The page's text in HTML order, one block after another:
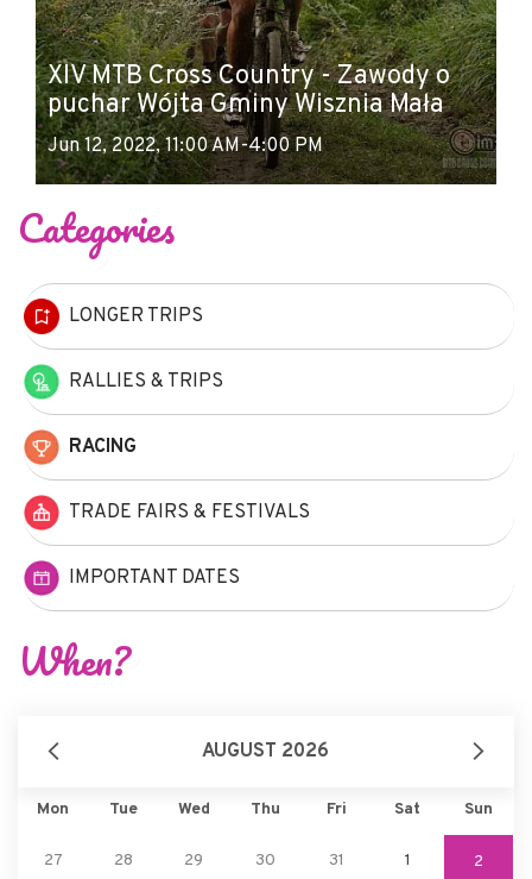
XIV MTB Cross Country - Zawody o
puchar Wójta Gminy Wisznia Mała
Jun 12, 2022, 11:00 AM-4:00 PM
Categories
LONGER TRIPS
RALLIES & TRIPS
RACING
TRADE FAIRS & FESTIVALS
IMPORTANT DATES
When?
AUGUST 2026
Mon Tue Wed Thu Fri Sat Sun
27 28 29 30 31 1 2